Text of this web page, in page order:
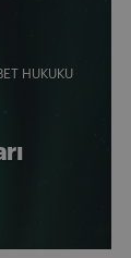
HUKUKU